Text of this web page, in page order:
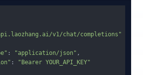
v1/chat/completions"
: "application/json" ,
:
"Bearer YOUR_API_KEY"